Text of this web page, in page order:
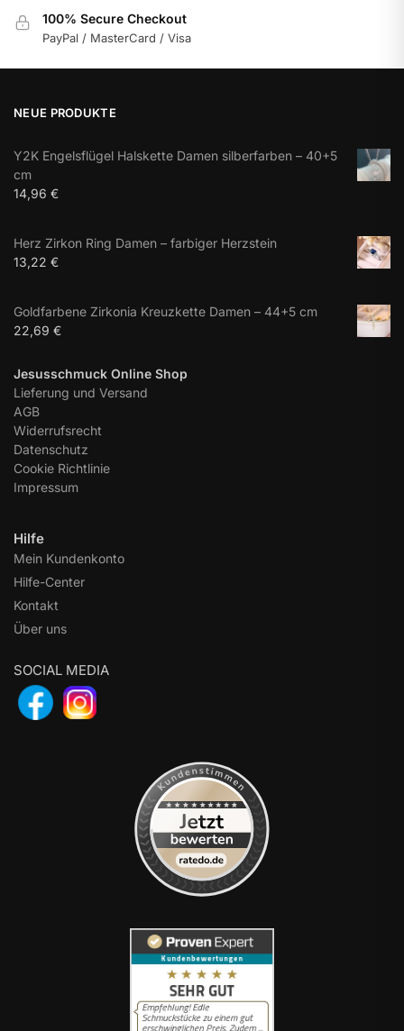
100% Secure Checkout
PayPal / MasterCard / Visa
NEUE PRODUKTE
Y2K Engelsflügel Halskette Damen silberfarben – 40+5
cm
14,96 €
Herz Zirkon Ring Damen – farbiger Herzstein
13,22 €
Goldfarbene Zirkonia Kreuzkette Damen – 44+5 cm
22,69 €
Jesusschmuck Online Shop
Lieferung und Versand
AGB
Widerrufsrecht
Datenschutz
Cookie Richtlinie
Impressum
Hilfe
Mein Kundenkonto
Hilfe-Center
Kontakt
Über uns
SOCIAL MEDIA